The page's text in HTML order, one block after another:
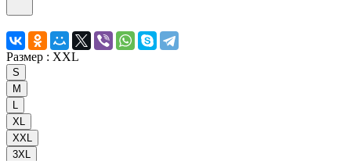
Размер : XXL
S
M
L
XL
XXL
3XL